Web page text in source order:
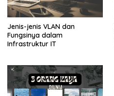
Jenis-jenis VLAN dan
Fungsinya dalam
Infrastruktur IT